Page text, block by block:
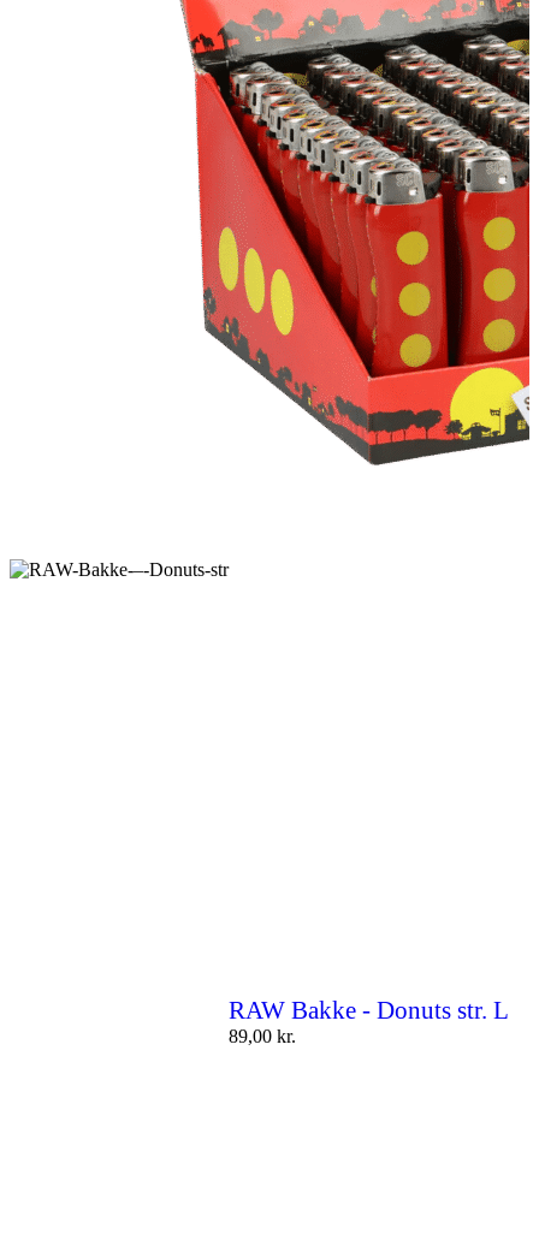
RAW Bakke - Donuts str. L
89,00 kr.